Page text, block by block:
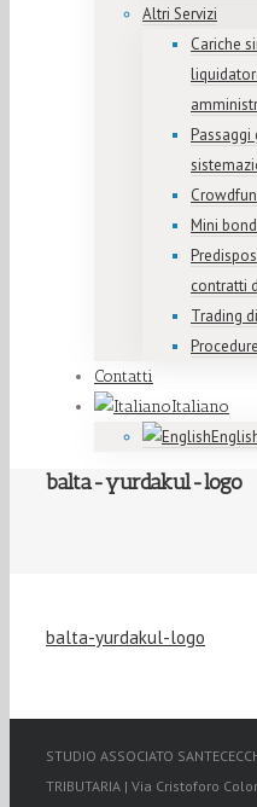
Altri Servizi
Cariche
Passaggi
Mini
contratti
Trading
Contatti
Italiano
balta-yurdakul-logo
balta-yurdakul-logo
STUDIO ASSOCIATO
TRIBUTARIA | Via Cristoforo